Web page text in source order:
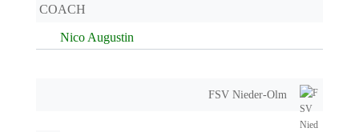
COACH
Nico Augustin
FSV Nieder-Olm